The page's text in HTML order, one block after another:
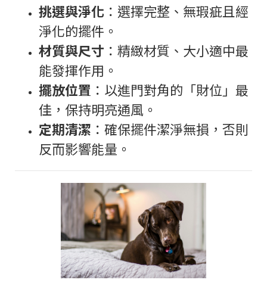
挑選與淨化 ：選擇完整、無瑕疵且經
淨化的擺件。
材質與尺寸 ：精緻材質、大小適中最
能發揮作用。
擺放位置 ：以進門對角的「財位」最
佳，保持明亮通風。
定期清潔 ：確保擺件潔淨無損，否則
反而影響能量。